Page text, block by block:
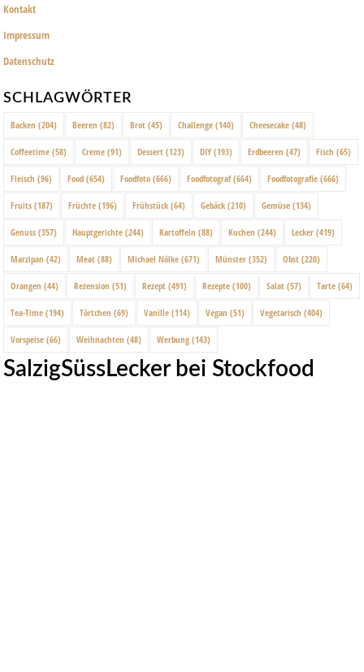
Kontakt
Impressum
Datenschutz
SCHLAGWÖRTER
Backen (204) Beeren (82) Brot (45) Challenge (140) Cheesecake (48)
Coffeetime (58) Creme (91) Dessert (123) DIY (193) Erdbeeren (47) Fisch (65)
Fleisch (96) Food (654) Foodfoto (666) Foodfotograf(664) Foodfotografie (666)
Fruits (187) Früchte (196) Frühstück (64) Gebäck (210) Gemüse (134)
Genuss (357) Hauptgerichte (244) Kartoffeln (88) Kuchen (244) Lecker (419)
Marzipan (42) Meat (88) Michael Nölke (671) Münster (352) Obst (220)
Orangen (44) Rezension (51) Rezept (491) Rezepte (100) Salat (57) Tarte (64)
Tea-Time (194) Törtchen (69) Vanille (114) Vegan (51) Vegetarisch (404)
Vorspeise (66) Weihnachten (48) Werbung (143)
SalzigSüssLecker bei Stockfood